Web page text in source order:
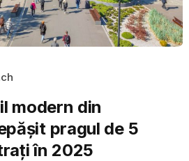
modern din
pragul de 5
în 2025